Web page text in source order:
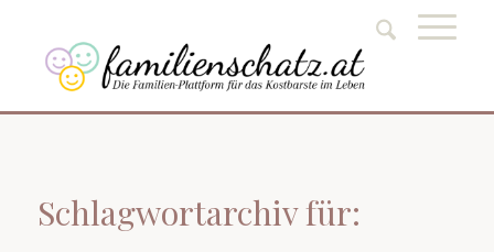
Schlagwortarchiv für: